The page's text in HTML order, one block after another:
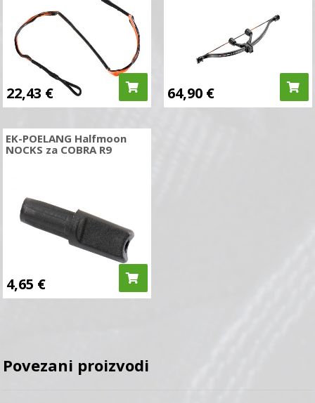
22,43 € 64,90 €
EK-POELANG Halfmoon
NOCKS za COBRA R9
4,65 €
Povezani proizvodi